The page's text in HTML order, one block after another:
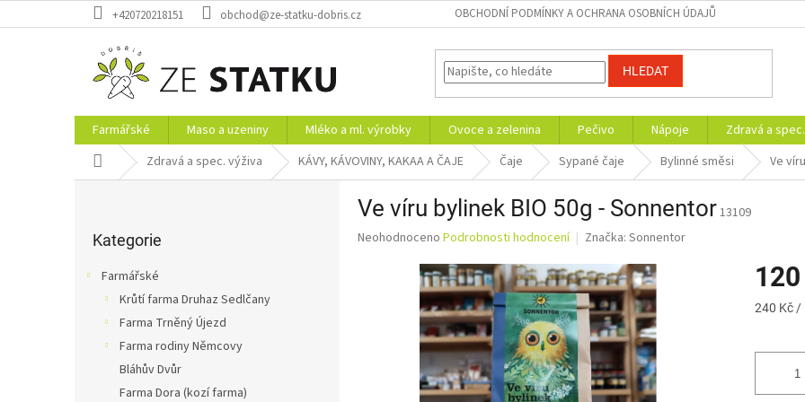
na
+420720218151 obchod@ze-statku-dobris.cz OBCHODNÍ PODMÍNKY A OCHRANA OSOBNÍCH ÚDAJŮ
HLEDAT
Farmářské Maso a uzeniny Mléko a ml. výrobky Ovoce a zelenina Pečivo Nápoje Zdravá a
Domů Zdravá a spec. výživa KÁVY, KÁVOVINY, KAKAA A ČAJE Čaje Sypané čaje Bylinné směsi Ve
kategorie
Kategorie
Farmářské
Krůtí farma Druhaz Sedlčany
Farma Trněný Újezd
Farma rodiny Němcovy
Bláhův Dvůr
Farma Dora (kozí farma)
Ve víru bylinek BIO 50g - Sonnentor13109
Průměrné
Neohodnoceno Podrobnosti hodnocení Značka: Sonnentor
Měrná
240 Kč /